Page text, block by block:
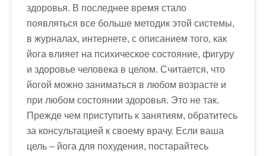
здоровья. В последнее время стало
появляться все больше методик этой системы,
в журналах, интернете, с описанием того, как
йога влияет на психическое состояние, фигуру
и здоровье человека в целом. Считается, что
йогой можно заниматься в любом возрасте и
при любом состоянии здоровья. Это не так.
Прежде чем приступить к занятиям, обратитесь
за консультацией к своему врачу. Если ваша
цель – йога для похудения, постарайтесь